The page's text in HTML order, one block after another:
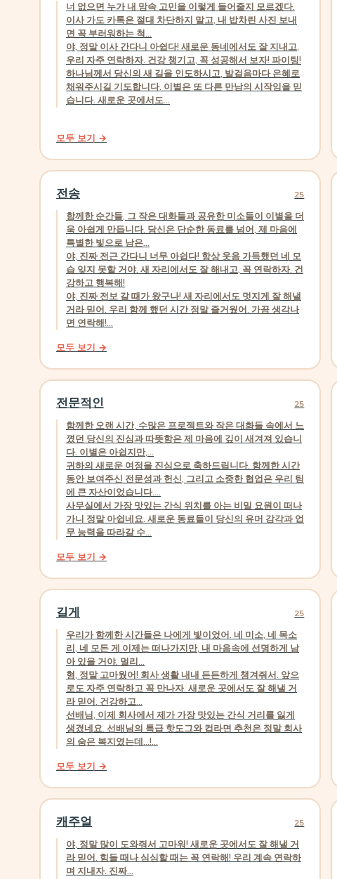
너 없으면 누가 내 맘속 고민을 이렇게 들어줄지 모르겠다.
이사 가도 카톡은 절대 차단하지 말고, 내 밥차린 사진 보내
면 꼭 부러워하는 척...
야, 정말 이사 간다니 아쉽다! 새로운 동네에서도 잘 지내고,
우리 자주 연락하자. 건강 챙기고, 꼭 성공해서 보자! 파이팅!
하나님께서 당신의 새 길을 인도하시고, 발걸음마다 은혜로
채워주시길 기도합니다. 이별은 또 다른 만남의 시작임을 믿
습니다. 새로운 곳에서도...
모두 보기 →
전송 25
함께한 순간들, 그 작은 대화들과 공유한 미소들이 이별을 더
욱 아쉽게 만듭니다. 당신은 단순한 동료를 넘어, 제 마음에
특별한 빛으로 남은...
야, 진짜 전근 간다니 너무 아쉽다! 항상 웃음 가득했던 네 모
습 잊지 못할 거야. 새 자리에서도 잘 해내고, 꼭 연락하자. 건
강하고 행복해!
야, 진짜 전보 갈 때가 왔구나! 새 자리에서도 멋지게 잘 해낼
거라 믿어. 우리 함께 했던 시간 정말 즐거웠어. 가끔 생각나
면 연락해!...
모두 보기 →
전문적인 25
함께한 오랜 시간, 수많은 프로젝트와 작은 대화들 속에서 느
꼈던 당신의 진심과 따뜻함은 제 마음에 깊이 새겨져 있습니
다. 이별은 아쉽지만,...
귀하의 새로운 여정을 진심으로 축하드립니다. 함께한 시간
동안 보여주신 전문성과 헌신, 그리고 소중한 협업은 우리 팀
에 큰 자산이었습니다....
사무실에서 가장 맛있는 간식 위치를 아는 비밀 요원이 떠나
가니 정말 아쉽네요. 새로운 동료들이 당신의 유머 감각과 업
무 능력을 따라갈 수...
모두 보기 →
길게 25
우리가 함께한 시간들은 나에게 빛이었어. 네 미소, 네 목소
리, 네 모든 게 이제는 떠나가지만, 내 마음속에 선명하게 남
아 있을 거야. 멀리...
형, 정말 고마웠어! 회사 생활 내내 든든하게 챙겨줘서. 앞으
로도 자주 연락하고 꼭 만나자. 새로운 곳에서도 잘 해낼 거
라 믿어. 건강하고...
선배님, 이제 회사에서 제가 가장 맛있는 간식 거리를 잃게
생겼네요. 선배님의 특급 핫도그와 컵라면 추천은 정말 회사
의 숨은 복지였는데…!...
모두 보기 →
캐주얼 25
야, 정말 많이 도와줘서 고마워! 새로운 곳에서도 잘 해낼 거
라 믿어. 힘들 때나 심심할 때는 꼭 연락해! 우리 계속 연락하
며 지내자. 진짜...